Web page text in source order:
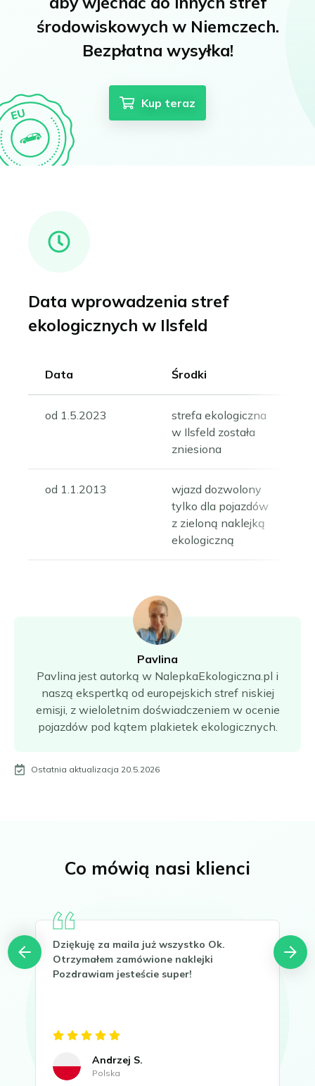
środowiskowych w Niemczech.
Bezpłatna wysyłka!
Kup teraz
Data wprowadzenia stref
ekologicznych w Ilsfeld
Data Środki
od 1.5.2023
strefa ekologiczna
w Ilsfeld została
zniesiona
od 1.1.2013
wjazd dozwolony
tylko dla pojazdów
z zieloną naklejką
ekologiczną
Pavlina
Pavlina jest autorką w NalepkaEkologiczna.pl i
naszą ekspertką od europejskich stref niskiej
emisji, z wieloletnim doświadczeniem w ocenie
pojazdów pod kątem plakietek ekologicznych.
Ostatnia aktualizacja 20.5.2026
Co mówią nasi klienci
Dziękuję za maila już wszystko Ok.
Otrzymałem zamówione naklejki
Pozdrawiam jesteście super!
Andrzej S.
Polska